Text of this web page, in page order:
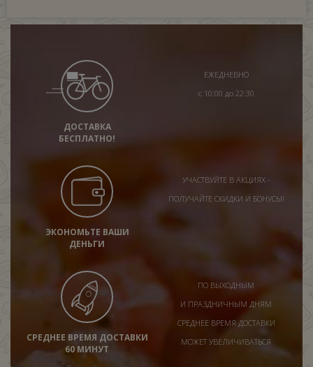
ДОСТАВКА
БЕСПЛАТНО!
ЕЖЕДНЕВНО
с 10:00 до 22:30
ЭКОНОМЬТЕ ВАШИ
ДЕНЬГИ
УЧАСТВУЙТЕ В АКЦИЯХ -
ПОЛУЧАЙТЕ СКИДКИ И БОНУСЫ!
СРЕДНЕЕ ВРЕМЯ ДОСТАВКИ
60 МИНУТ
ПО ВЫХОДНЫМ
И ПРАЗДНИЧНЫМ ДНЯМ
СРЕДНЕЕ ВРЕМЯ ДОСТАВКИ
МОЖЕТ УВЕЛИЧИВАТЬСЯ